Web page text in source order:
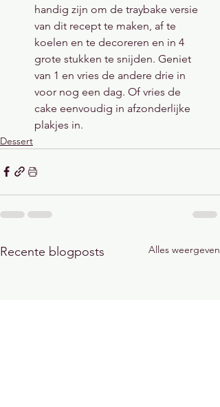
handig zijn om de traybake versie
van dit recept te maken, af te
koelen en te decoreren en in 4
grote stukken te snijden. Geniet
van 1 en vries de andere drie in
voor nog een dag. Of vries de
cake eenvoudig in afzonderlijke
plakjes in.
Dessert
Recente blogposts Alles weergeven